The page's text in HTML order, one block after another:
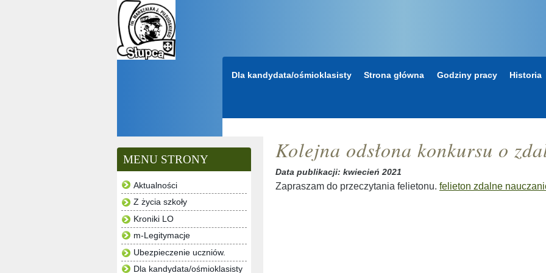
Dla kandydata/ośmioklasisty Strona główna Godziny pracy Historia
Kolejna odsłona konkursu o
Data publikacji: kwiecień 2021
Zapraszam do przeczytania felietonu. felieton zdalne
MENU STRONY
Aktualności
Z życia szkoły
Kroniki LO
m-Legitymacje
Ubezpieczenie uczniów.
Dla kandydata/ośmioklasisty